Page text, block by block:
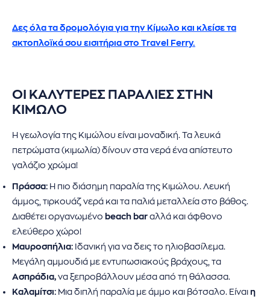
Δες όλα τα δρομολόγια για την Κίμωλο και κλείσε τα
ακτοπλοϊκά σου εισιτήρια στο Travel Ferry.
ΟΙ ΚΑΛΥΤΕΡΕΣ ΠΑΡΑΛΙΕΣ ΣΤΗΝ
ΚΙΜΩΛΟ
Η γεωλογία της Κιμώλου είναι μοναδική. Τα λευκά
πετρώματα (κιμωλία) δίνουν στα νερά ένα απίστευτο
γαλάζιο χρώμα!
Πράσσα: Η πιο διάσημη παραλία της Κιμώλου. Λευκή
άμμος, τιρκουάζ νερά και τα παλιά μεταλλεία στο βάθος.
Διαθέτει οργανωμένο beach bar αλλά και άφθονο
ελεύθερο χώρο!
Μαυροσπήλια: Ιδανική για να δεις το ηλιοβασίλεμα.
Μεγάλη αμμουδιά με εντυπωσιακούς βράχους, τα
Ασπράδια, να ξεπροβάλλουν μέσα από τη θάλασσα.
Καλαμίτσι: Μια διπλή παραλία με άμμο και βότσαλο. Είναι η